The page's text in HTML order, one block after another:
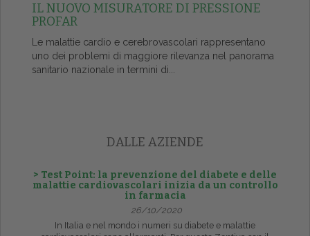
IL NUOVO MISURATORE DI PRESSIONE
PROFAR
Le malattie cardio e cerebrovascolari rappresentano
uno dei problemi di maggiore rilevanza nel panorama
sanitario nazionale in termini di...
DALLE AZIENDE
> Test Point: la prevenzione del diabete e delle
malattie cardiovascolari inizia da un controllo
in farmacia
26/10/2020
In Italia e nel mondo i numeri su diabete e malattie